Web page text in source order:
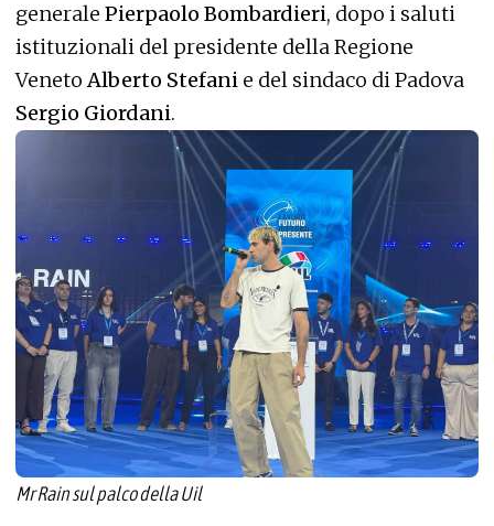
generale Pierpaolo Bombardieri, dopo i saluti
istituzionali del presidente della Regione
VenetoAlberto Stefani e del sindaco di Padova
Sergio Giordani.
Mr Rain sul palco della Uil